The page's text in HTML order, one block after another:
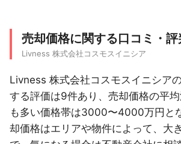
売却価格に関する口コミ・評
Livness 株式会社コスモスイニシア
Livness 株式会社コスモスイニシア
する評価は9件あり、売却価格の平
も多い価格帯は3000〜4000万円と
却価格はエリアや物件によって、大